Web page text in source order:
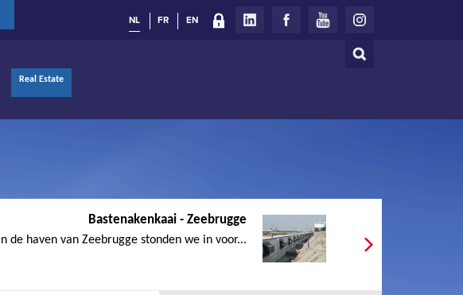
Zoeken
NL FR EN
Real Estate
Bastenakenkaai - Zeebrugge
In de haven van Zeebrugge stonden we in voor...